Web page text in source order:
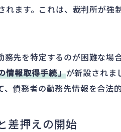
れます。これは、裁判所が強
務先を特定するのが困難な場
情報取得手続」が新設されま
債務者の勤務先情報を合法
差押えの開始